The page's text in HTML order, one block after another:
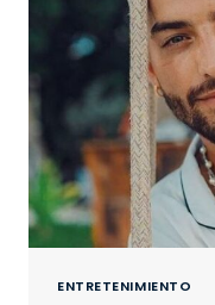
ENTRETENIMIENTO